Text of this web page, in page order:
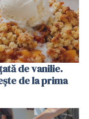
de vanilie.
de la prima